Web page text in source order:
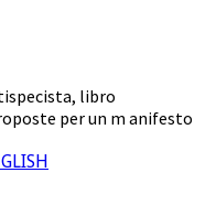
, libro
per un m anifesto